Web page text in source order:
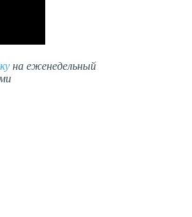
на еженедельный